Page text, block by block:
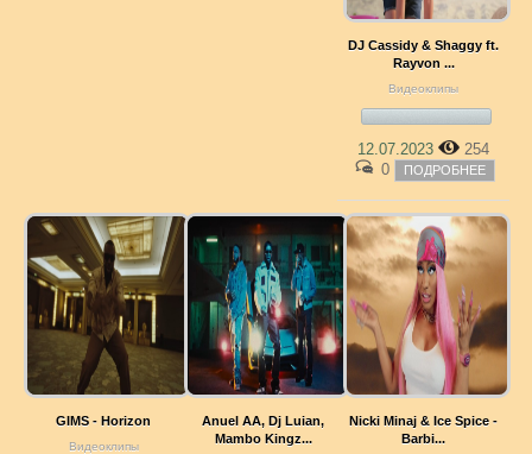
DJ Cassidy & Shaggy ft.
Rayvon ...
Видеоклипы
12.07.2023
254
0
ПОДРОБНЕЕ
GIMS - Horizon
Видеоклипы
Anuel AA, Dj Luian,
Mambo Kingz...
Nicki Minaj & Ice Spice -
Barbi...